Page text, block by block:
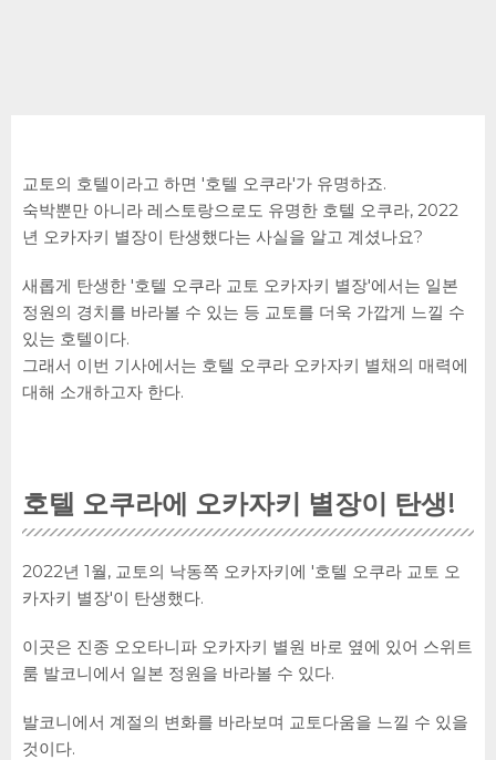
교토의 호텔이라고 하면 '호텔 오쿠라'가 유명하죠.
숙박뿐만 아니라 레스토랑으로도 유명한 호텔 오쿠라, 2022
년 오카자키 별장이 탄생했다는 사실을 알고 계셨나요?
새롭게 탄생한 '호텔 오쿠라 교토 오카자키 별장'에서는 일본
정원의 경치를 바라볼 수 있는 등 교토를 더욱 가깝게 느낄 수
있는 호텔이다.
그래서 이번 기사에서는 호텔 오쿠라 오카자키 별채의 매력에
대해 소개하고자 한다.
호텔 오쿠라에 오카자키 별장이 탄생!
2022년 1월, 교토의 낙동쪽 오카자키에 '호텔 오쿠라 교토 오
카자키 별장'이 탄생했다.
이곳은 진종 오오타니파 오카자키 별원 바로 옆에 있어 스위트
룸 발코니에서 일본 정원을 바라볼 수 있다.
발코니에서 계절의 변화를 바라보며 교토다움을 느낄 수 있을
것이다.